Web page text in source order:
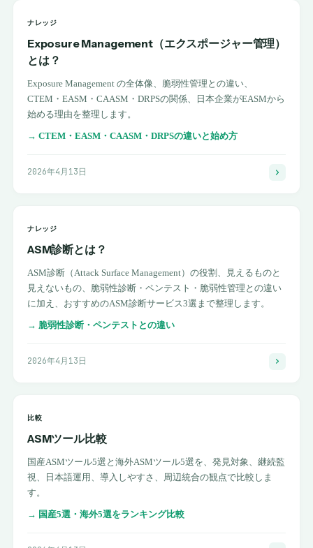
ナレッジ
Exposure Management（エクスポージャー管理）
とは？
Exposure Management の全体像、脆弱性管理との違い、
CTEM・EASM・CAASM・DRPSの関係、日本企業がEASMから
始める理由を整理します。
→ CTEM・EASM・CAASM・DRPSの違いと始め方
2026年4月13日
ナレッジ
ASM診断とは？
ASM診断（Attack Surface Management）の役割、見えるものと
見えないもの、脆弱性診断・ペンテスト・脆弱性管理との違い
に加え、おすすめのASM診断サービス3選まで整理します。
→ 脆弱性診断・ペンテストとの違い
2026年4月13日
比較
ASMツール比較
国産ASMツール5選と海外ASMツール5選を、発見対象、継続監
視、日本語運用、導入しやすさ、周辺統合の観点で比較しま
す。
→ 国産5選・海外5選をランキング比較